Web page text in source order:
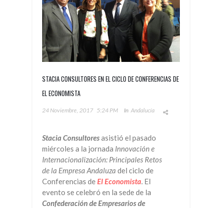
STACIA CONSULTORES EN EL CICLO DE CONFERENCIAS DE
EL ECONOMISTA
24 Noviembre, 2017 5:24 PM In Andalucía
Stacia Consultoresasistió el pasado
miércoles a la jornada Innovación e
Internacionalización: Principales Retos
de la Empresa Andaluza del ciclo de
Conferencias deEl Economista . El
evento se celebró en la sede de la
Confederación de Empresarios de